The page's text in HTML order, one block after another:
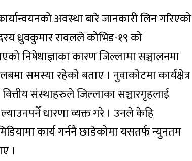
अवस्था बारे जानकारी लिन गरिएको
ध्रुवकुमार रावलले कोभिड-१९ को
निषेधाज्ञाका कारण जिल्लामा सञ्चालनमा
समस्या रहेको बताए । नुवाकोटमा कार्यक्षेत्र
संस्थाहरुले जिल्लाका सञ्चारगृहलाई
धारणा व्यक्त गरे । उनले केहि
कार्य गर्ननै छाडेकोमा यसतर्फ न्युनतम
।